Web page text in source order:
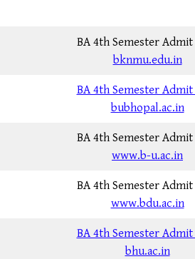
BA 4th Semester Admit
bknmu.edu.in
BA 4th Semester Admit
bubhopal.ac.in
BA 4th Semester Admit
www.b-u.ac.in
BA 4th Semester Admit
www.bdu.ac.in
BA 4th Semester Admit
bhu.ac.in